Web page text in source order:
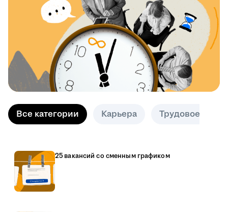
Все категории Карьера Трудовое право
25 вакансий со сменным графиком